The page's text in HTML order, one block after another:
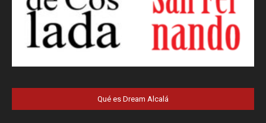
Qué es Dream Alcalá